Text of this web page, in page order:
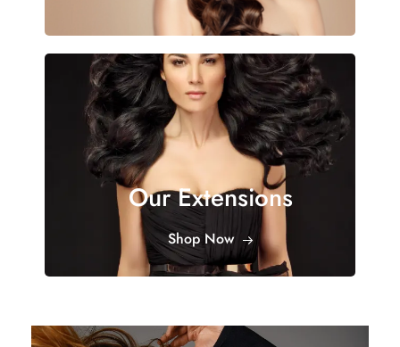
Our Extensions
Shop Now